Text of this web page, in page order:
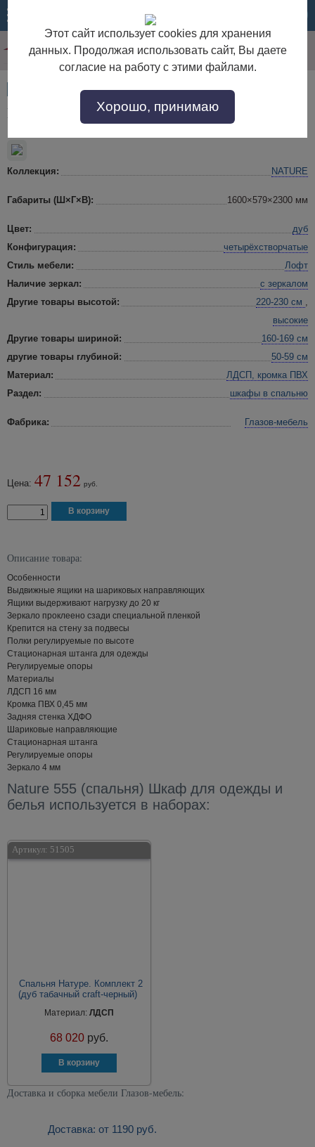
51501
Nature 555 (спальня) Шкаф для одежды и белья
Коллекция: NATURE
Габариты (Ш×Г×В): 1600×579×2300 мм
Цвет:
дуб
Конфигурация:
четырёхстворчатые
Стиль мебели:
Лофт
Наличие зеркал:
с зеркалом
Другие товары высотой:
220-230 см ,
высокие
Другие товары шириной:
160-169 см
другие товары глубиной:
50-59 см
Материал:
ЛДСП, кромка ПВХ
Раздел:
шкафы в спальню
Фабрика: Глазов-мебель
Цена: 47 152 руб.
Описание товара:
Особенности
Выдвижные ящики на шариковых направляющих
Ящики выдерживают нагрузку до 20 кг
Зеркало проклеено сзади специальной пленкой
Крепится на стену за подвесы
Полки регулируемые по высоте
Стационарная штанга для одежды
Регулируемые опоры
Материалы
ЛДСП 16 мм
Кромка ПВХ 0,45 мм
Задняя стенка ХДФО
Шариковые направляющие
Стационарная штанга
Регулируемые опоры
Зеркало 4 мм
Nature 555 (спальня) Шкаф для одежды и
белья используется в наборах:
Артикул: 51505
Спальня Натуре. Комплект 2
(дуб табачный craft-черный)
Материал:ЛДСП
68 020 руб.
Доставка и сборка мебели Глазов-мебель:
Доставка: от 1190 руб.
Этот сайт использует cookies для хранения
данных. Продолжая использовать сайт, Вы даете
согласие на работу с этими файлами.
Хорошо, принимаю